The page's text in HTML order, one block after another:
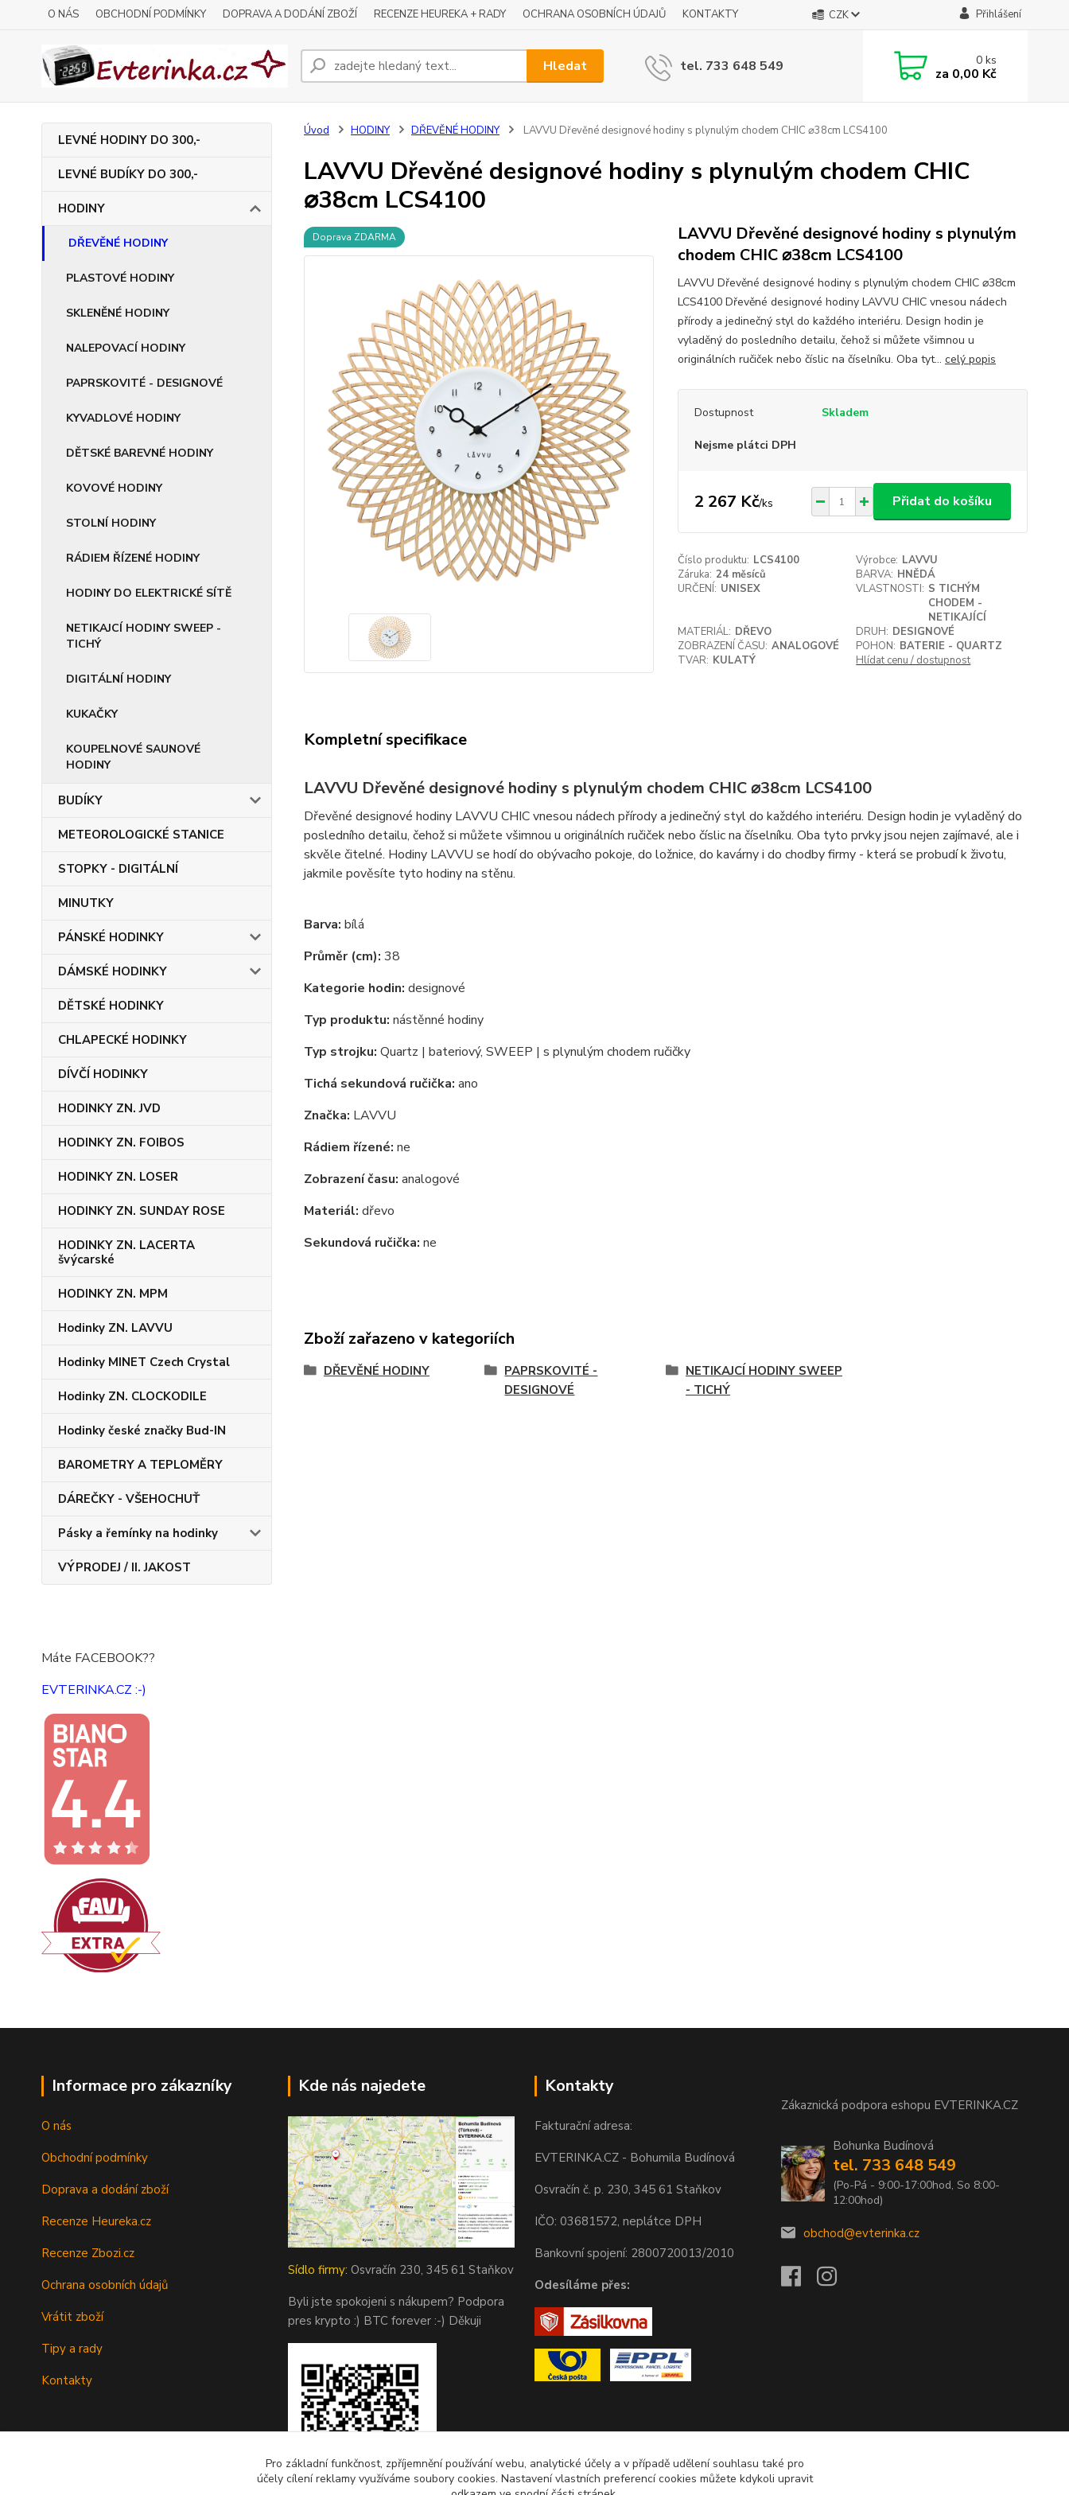
O NÁS OBCHODNÍ PODMÍNKY DOPRAVA A DODÁNÍ ZBOŽÍ RECENZE HEUREKA + RADY OCHRANA OSOBNÍCH ÚDAJŮ KONTAKTY CZK Přihlášení
Hledat tel. 733 648 549 0ks
za 0,00 Kč
LEVNÉ HODINY DO 300,-
LEVNÉ BUDÍKY DO 300,-
HODINY
DŘEVĚNÉ HODINY
PLASTOVÉ HODINY
SKLENĚNÉ HODINY
NALEPOVACÍ HODINY
PAPRSKOVITÉ - DESIGNOVÉ
KYVADLOVÉ HODINY
DĚTSKÉ BAREVNÉ HODINY
KOVOVÉ HODINY
STOLNÍ HODINY
RÁDIEM ŘÍZENÉ HODINY
HODINY DO ELEKTRICKÉ SÍTĚ
NETIKAJCÍ HODINY SWEEP -
TICHÝ
DIGITÁLNÍ HODINY
KUKAČKY
KOUPELNOVÉ SAUNOVÉ
HODINY
BUDÍKY
METEOROLOGICKÉ STANICE
STOPKY - DIGITÁLNÍ
MINUTKY
PÁNSKÉ HODINKY
DÁMSKÉ HODINKY
DĚTSKÉ HODINKY
CHLAPECKÉ HODINKY
DÍVČÍ HODINKY
HODINKY ZN. JVD
HODINKY ZN. FOIBOS
HODINKY ZN. LOSER
HODINKY ZN. SUNDAY ROSE
HODINKY ZN. LACERTA
švýcarské
HODINKY ZN. MPM
Hodinky ZN. LAVVU
Hodinky MINET Czech Crystal
Hodinky ZN. CLOCKODILE
Hodinky české značky Bud-IN
BAROMETRY A TEPLOMĚRY
DÁREČKY - VŠEHOCHUŤ
Pásky a řemínky na hodinky
VÝPRODEJ / II. JAKOST
Máte FACEBOOK??
EVTERINKA.CZ :-)
Úvod HODINY DŘEVĚNÉ HODINY LAVVU Dřevěné designové hodiny s plynulým chodem CHIC ⌀38cm LCS4100
LAVVU Dřevěné designové hodiny s plynulým chodem CHIC
⌀38cm LCS4100
Doprava ZDARMA
LAVVU Dřevěné designové hodiny s plynulým
chodem CHIC ⌀38cm LCS4100
LAVVU Dřevěné designové hodiny s plynulým chodem CHIC ⌀38cm
LCS4100 Dřevěné designové hodiny LAVVU CHIC vnesou nádech
přírody a jedinečný styl do každého interiéru. Design hodin je
vyladěný do posledního detailu, čehož si můžete všimnou u
originálních ručiček nebo číslic na číselníku. Oba tyt... celý popis
Dostupnost Skladem
Nejsme plátci DPH
2 267 Kč/ks Přidat do košíku
Číslo produktu: LCS4100 Výrobce: LAVVU
Záruka: 24 měsíců BARVA: HNĚDÁ
URČENÍ: UNISEX VLASTNOSTI: S TICHÝM
CHODEM -
NETIKAJÍCÍ
MATERIÁL: DŘEVO DRUH: DESIGNOVÉ
ZOBRAZENÍ ČASU: ANALOGOVÉ POHON: BATERIE - QUARTZ
TVAR: KULATÝ Hlídat cenu / dostupnost
Kompletní specifikace
LAVVU Dřevěné designové hodiny s plynulým chodem CHIC ⌀38cm LCS4100
Dřevěné designové hodiny LAVVU CHIC vnesou nádech přírody a jedinečný styl do každého interiéru. Design hodin je vyladěný do
posledního detailu, čehož si můžete všimnou u originálních ručiček nebo číslic na číselníku. Oba tyto prvky jsou nejen zajímavé, ale i
skvěle čitelné. Hodiny LAVVU se hodí do obývacího pokoje, do ložnice, do kavárny i do chodby firmy - která se probudí k životu,
jakmile pověsíte tyto hodiny na stěnu.
Barva: bílá
Průměr (cm): 38
Kategorie hodin: designové
Typ produktu: nástěnné hodiny
Typ strojku: Quartz | bateriový, SWEEP | s plynulým chodem ručičky
Tichá sekundová ručička: ano
Značka: LAVVU
Rádiem řízené: ne
Zobrazení času: analogové
Materiál: dřevo
Sekundová ručička: ne
Zboží zařazeno v kategoriích
DŘEVĚNÉ HODINY
PAPRSKOVITÉ -
DESIGNOVÉ
NETIKAJCÍ HODINY SWEEP
- TICHÝ
Informace pro zákazníky
O nás
Obchodní podmínky
Doprava a dodání zboží
Recenze Heureka.cz
Recenze Zbozi.cz
Ochrana osobních údajů
Vrátit zboží
Tipy a rady
Kontakty
Kde nás najedete
Sídlo firmy: Osvračín 230, 345 61 Staňkov
Byli jste spokojeni s nákupem? Podpora
pres krypto :) BTC forever :-) Děkuji
Kontakty
Fakturační adresa:
EVTERINKA.CZ - Bohumila Budínová
Osvračín č. p. 230, 345 61 Staňkov
IČO: 03681572, neplátce DPH
Bankovní spojení: 2800720013/2010
Odesíláme přes:
Zákaznická podpora eshopu EVTERINKA.CZ
Bohunka Budínová
tel. 733 648 549
(Po-Pá - 9:00-17:00hod, So 8:00-
12:00hod)
obchod@evterinka.cz
Pro základní funkčnost, zpříjemnění používání webu, analytické účely a v případě udělení souhlasu také pro
účely cílení reklamy využíváme soubory cookies. Nastavení vlastních preferencí cookies můžete kdykoli upravit